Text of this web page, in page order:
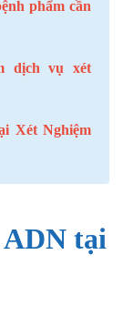
phẩm cần
dịch vụ xét
Xét Nghiệm
tại